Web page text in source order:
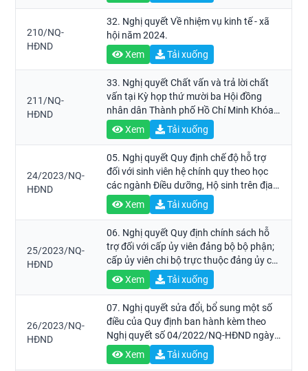
210/NQ-
HĐND
32. Nghị quyết Về nhiệm vụ kinh tế - xã
hội năm 2024.
Xem
Tải xuống
211/NQ-
HĐND
33. Nghị quyết Chất vấn và trả lời chất
vấn tại Kỳ họp thứ mười ba Hội đồng
nhân dân Thành phố Hồ Chí Minh Khóa
X.
Xem Tải xuống
24/2023/NQ-
HĐND
05. Nghị quyết Quy định chế độ hỗ trợ
đối với sinh viên hệ chính quy theo học
các ngành Điều dưỡng, Hộ sinh trên địa
bàn tỉnh Bình Dương
Xem Tải xuống
25/2023/NQ-
HĐND
06. Nghị quyết Quy định chính sách hỗ
trợ đối với cấp ủy viên đảng bộ bộ phận;
cấp ủy viên chi bộ trực thuộc đảng ủy cơ
sở, đảng bộ bộ phận trên địa bàn tỉnh
Bình Dương
Xem Tải xuống
26/2023/NQ-
HĐND
07. Nghị quyết sửa đổi, bổ sung một số
điều của Quy định ban hành kèm theo
Nghị quyết số 04/2022/NQ-HĐND ngày
20 tháng 7 năm 2022 của Hội đồng nhân
dân tỉnh về ban hành Quy định một số
Xem Tải xuống